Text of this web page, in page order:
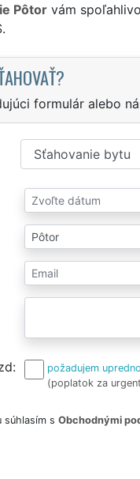
Pôtorvám
formulár alebo
požadujem
(poplatok za
súhlasím s Obchodnými